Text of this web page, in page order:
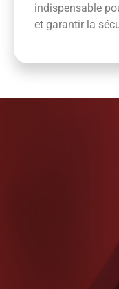
indispensable
et garantir la